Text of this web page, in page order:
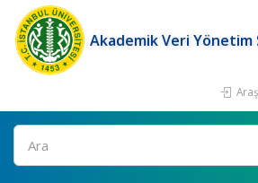
Akademik Veri Yönetim
Ara